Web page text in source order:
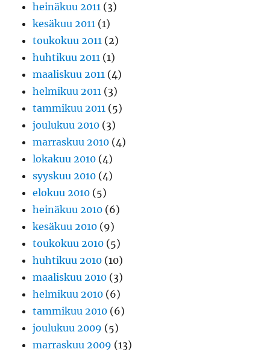
heinäkuu 2011 (3)
kesäkuu 2011 (1)
toukokuu 2011 (2)
huhtikuu 2011 (1)
maaliskuu 2011 (4)
helmikuu 2011 (3)
tammikuu 2011 (5)
joulukuu 2010 (3)
marraskuu 2010 (4)
lokakuu 2010 (4)
syyskuu 2010 (4)
elokuu 2010 (5)
heinäkuu 2010 (6)
kesäkuu 2010 (9)
toukokuu 2010 (5)
huhtikuu 2010 (10)
maaliskuu 2010 (3)
helmikuu 2010 (6)
tammikuu 2010 (6)
joulukuu 2009 (5)
marraskuu 2009 (13)